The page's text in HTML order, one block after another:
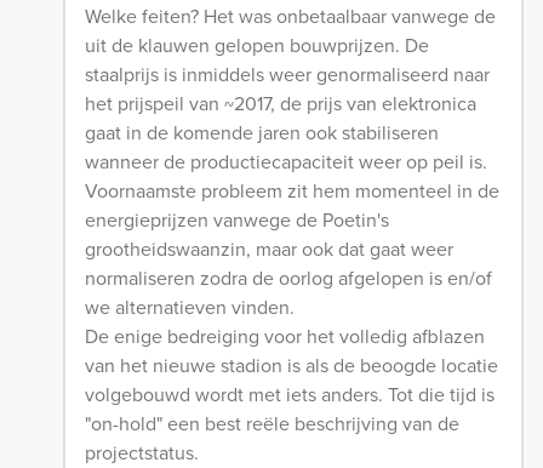
Welke feiten? Het was onbetaalbaar vanwege de
uit de klauwen gelopen bouwprijzen. De
staalprijs is inmiddels weer genormaliseerd naar
het prijspeil van ~2017, de prijs van elektronica
gaat in de komende jaren ook stabiliseren
wanneer de productiecapaciteit weer op peil is.
Voornaamste probleem zit hem momenteel in de
energieprijzen vanwege de Poetin's
grootheidswaanzin, maar ook dat gaat weer
normaliseren zodra de oorlog afgelopen is en/of
we alternatieven vinden.
De enige bedreiging voor het volledig afblazen
van het nieuwe stadion is als de beoogde locatie
volgebouwd wordt met iets anders. Tot die tijd is
"on-hold" een best reële beschrijving van de
projectstatus.